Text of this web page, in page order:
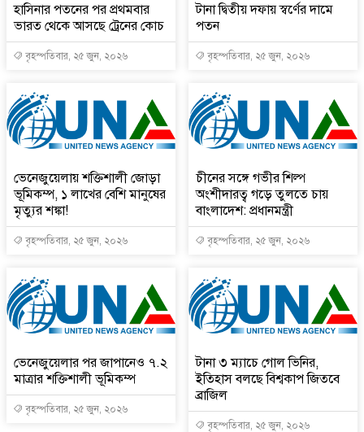
হাসিনার পতনের পর প্রথমবার
ভারত থেকে আসছে ট্রেনের কোচ
বৃহস্পতিবার, ২৫ জুন, ২০২৬
টানা দ্বিতীয় দফায় স্বর্ণের দামে
পতন
বৃহস্পতিবার, ২৫ জুন, ২০২৬
ভেনেজুয়েলায় শক্তিশালী জোড়া
ভূমিকম্প, ১ লাখের বেশি মানুষের
মৃত্যুর শঙ্কা!
বৃহস্পতিবার, ২৫ জুন, ২০২৬
চীনের সঙ্গে গভীর শিল্প
অংশীদারত্ব গড়ে তুলতে চায়
বাংলাদেশ: প্রধানমন্ত্রী
বৃহস্পতিবার, ২৫ জুন, ২০২৬
ভেনেজুয়েলার পর জাপানেও ৭.২
মাত্রার শক্তিশালী ভূমিকম্প
বৃহস্পতিবার, ২৫ জুন, ২০২৬
টানা ৩ ম্যাচে গোল ভিনির,
ইতিহাস বলছে বিশ্বকাপ জিতবে
ব্রাজিল
বৃহস্পতিবার, ২৫ জুন, ২০২৬